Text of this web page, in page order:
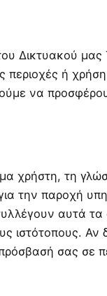
Δικτυακού
περιοχές ή
να
χρήστη, τη
την παροχή
αυτά
ιστότοπους. Αν
σας σε